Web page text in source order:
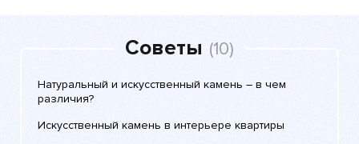
Советы (10)
Натуральный и искусственный камень – в чем
различия?
Искусственный камень в интерьере квартиры